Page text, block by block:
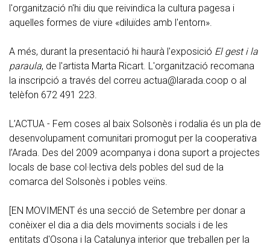
l'organització n'hi diu que reivindica la cultura pagesa i
aquelles formes de viure «diluïdes amb l'entorn».
A més, durant la presentació hi haurà l'exposició El gest i la
paraula, de l'artista Marta Ricart. L'organització recomana
la inscripció a través del correu actua@larada.coop o al
telèfon 672 491 223.
L’ACTUA - Fem coses al baix Solsonès i rodalia és un pla de
desenvolupament comunitari promogut per la cooperativa
l’Arada. Des del 2009 acompanya i dona suport a projectes
locals de base col·lectiva dels pobles del sud de la
comarca del Solsonès i pobles veïns.
[EN MOVIMENT és una secció de Setembre per donar a
conèixer el dia a dia dels moviments socials i de les
entitats d'Osona i la Catalunya interior que treballen per la